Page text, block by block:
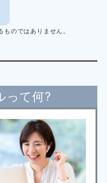
ありません。
って何?